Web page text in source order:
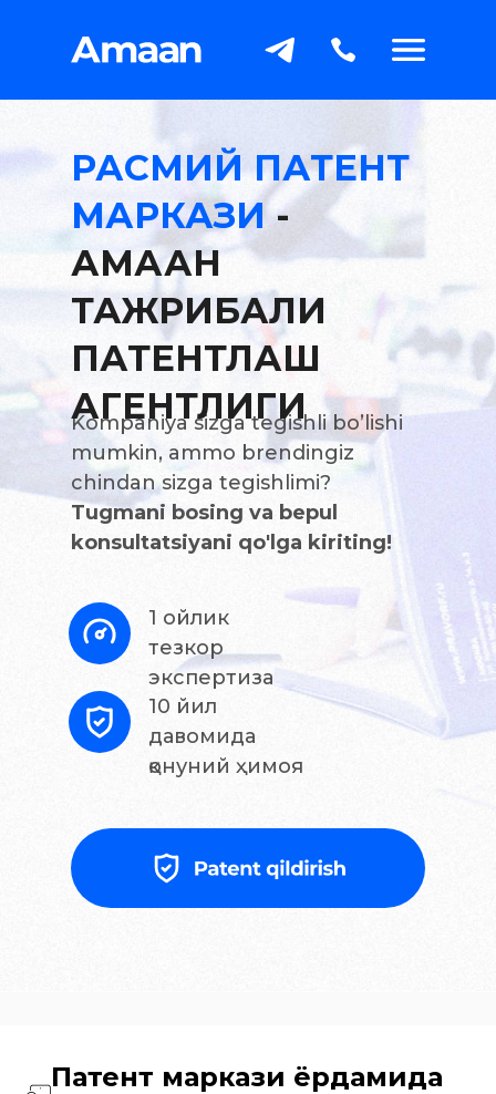
Kompaniya sizga tegishli bo’lishi
mumkin, ammo brendingiz
chindan sizga tegishlimi?
Tugmani bosing va bepul
konsultatsiyani qo'lga kiriting!
РАСМИЙ ПАТЕНТ
МАРКАЗИ-
АМААН
ТАЖРИБАЛИ
ПАТЕНТЛАШ
АГЕНТЛИГИ
1 ойлик
тезкор
экспертиза
10 йил
давомида
қонуний ҳимоя
Патент маркази ёрдамида